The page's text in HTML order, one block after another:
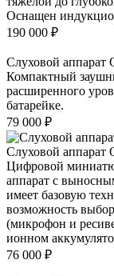
Оснащен
190 000 ₽
Слуховой аппарат
Компактный
расширенного
батарейке.
79 000 ₽
Слуховой
Цифровой
аппарат с
имеет базовую
возможность
(микрофон и
ионном
76 000 ₽